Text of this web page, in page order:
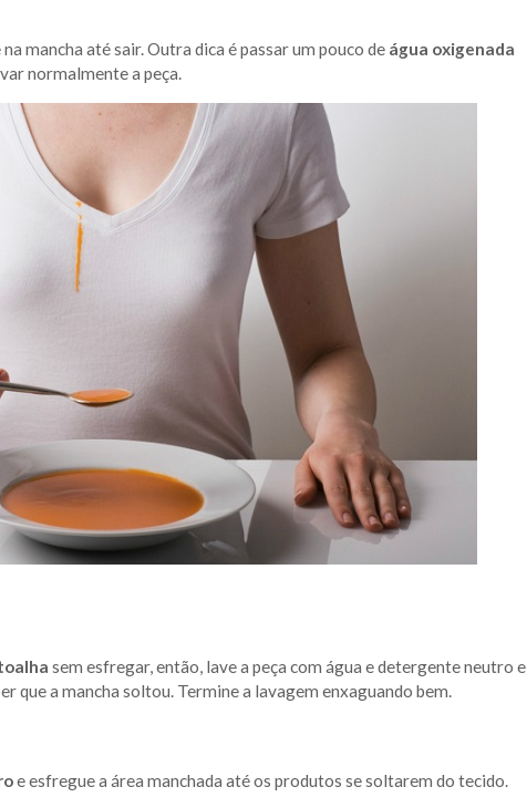
mancha até sair. Outra dica é passar um pouco de água oxigenada
normalmente a peça.
sem esfregar, então, lave a peça com água e detergente neutro e
que a mancha soltou. Termine a lavagem enxaguando bem.
e esfregue a área manchada até os produtos se soltarem do tecido.